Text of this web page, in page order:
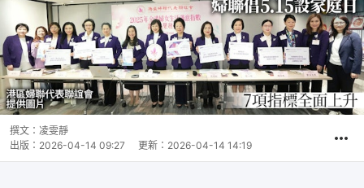
撰文： 凌雯靜
出版： 2026-04-14 09:27 更新： 2026-04-14 14:19